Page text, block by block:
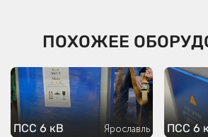
ПОХОЖЕЕ
ПСС 6 кВ Ярославль ПСС 6